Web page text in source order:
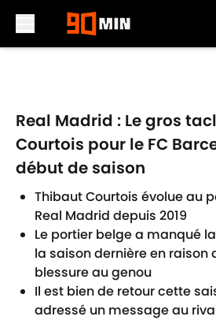
Real Madrid : Le gros
Courtois pour le FC
début de saison
Thibaut Courtois évolue au
Real Madrid depuis 2019
Le portier belge a manqué
la saison dernière en raison
blessure au genou
Il est bien de retour cette
adressé un message au